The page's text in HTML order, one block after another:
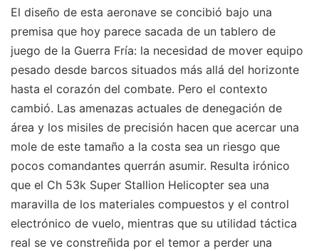
El diseño de esta aeronave se concibió bajo una
premisa que hoy parece sacada de un tablero de
juego de la Guerra Fría: la necesidad de mover equipo
pesado desde barcos situados más allá del horizonte
hasta el corazón del combate. Pero el contexto
cambió. Las amenazas actuales de denegación de
área y los misiles de precisión hacen que acercar una
mole de este tamaño a la costa sea un riesgo que
pocos comandantes querrán asumir. Resulta irónico
que el Ch 53k Super Stallion Helicopter sea una
maravilla de los materiales compuestos y el control
electrónico de vuelo, mientras que su utilidad táctica
real se ve constreñida por el temor a perder una